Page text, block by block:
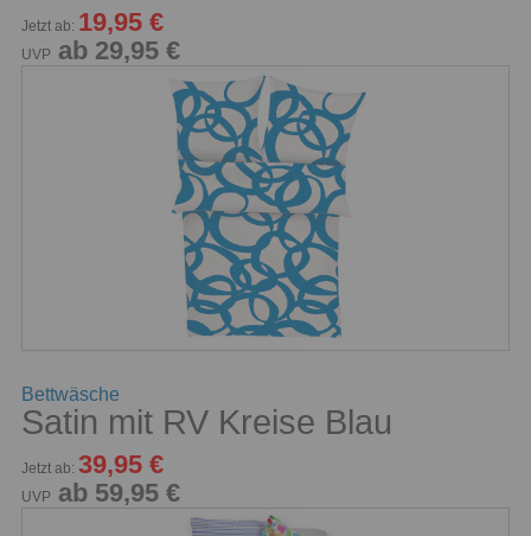
Jetzt ab: 19,95 €
UVP ab 29,95 €
Bettwäsche
Satin mit RV Kreise Blau
Jetzt ab: 39,95 €
UVP ab 59,95 €